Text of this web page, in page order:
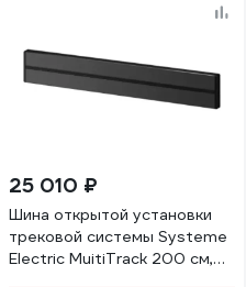
25 010 ₽
Шина открытой установки
трековой системы Systeme
Electric MuitiTrack 200 см,